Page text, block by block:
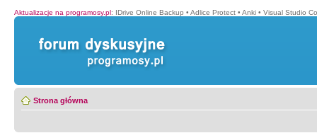
Aktualizacje na programosy.pl: IDrive Online Backup • Adlice Protect • Anki • Visual Studio
Strona główna